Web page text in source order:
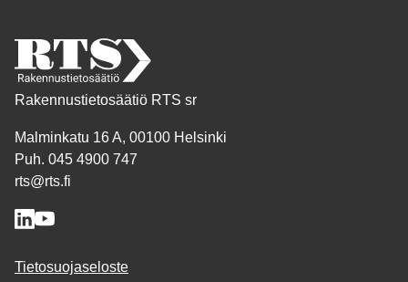
Rakennustietosäätiö RTS sr
Malminkatu 16 A, 00100 Helsinki
Puh. 045 4900 747
rts@rts.fi
Tietosuojaseloste